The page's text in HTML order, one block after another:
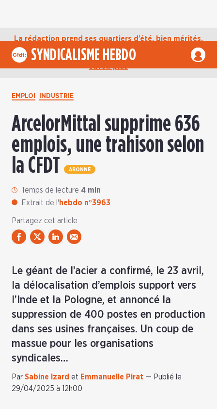
La rédaction prend ses quartiers d’été, bien mérités,
jusqu’au mardi 1er septembre. D’ici là, retrouvez
l’actualité de la CFDT sur notre compte Bluesky. En
SYNDICALISME HEBDO
EMPLOI INDUSTRIE
ArcelorMittal supprime 636
emplois, une trahison selon
la CFDT
ABONNÉ
Temps de lecture 4 min
Extrait de l'hebdo n°3963
Partagez cet article
Le géant de l’acier a confirmé, le 23 avril,
la délocalisation d’emplois support vers
l’Inde et la Pologne, et annoncé la
suppression de 400 postes en production
dans ses usines françaises. Un coup de
massue pour les organisations
syndicales…
Par Sabine Izard et Emmanuelle Pirat — Publié le
29/04/2025 à 12h00